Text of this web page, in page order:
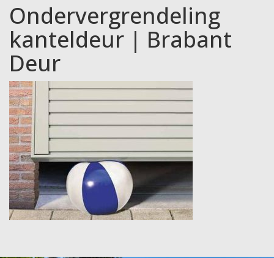
Ondervergrendeling
kanteldeur | Brabant
Deur